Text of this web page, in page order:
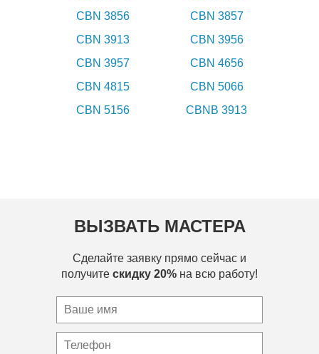
CBN 3856
CBN 3857
CBN 3913
CBN 3956
CBN 3957
CBN 4656
CBN 4815
CBN 5066
CBN 5156
CBNB 3913
ВЫЗВАТЬ МАСТЕРА
Сделайте заявку прямо сейчас и
получите скидку 20% на всю работу!